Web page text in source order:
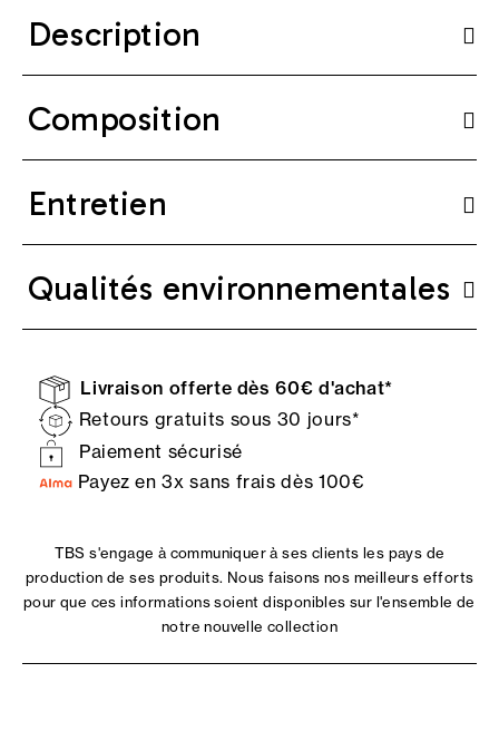
Description
Composition
Entretien
Qualités environnementales
Livraison offerte dès 60€ d'achat*
Retours gratuits sous 30 jours*
Paiement sécurisé
Payez en 3x sans frais dès 100€
TBS s'engage à communiquer à ses clients les pays de
production de ses produits. Nous faisons nos meilleurs efforts
pour que ces informations soient disponibles sur l'ensemble de
notre nouvelle collection